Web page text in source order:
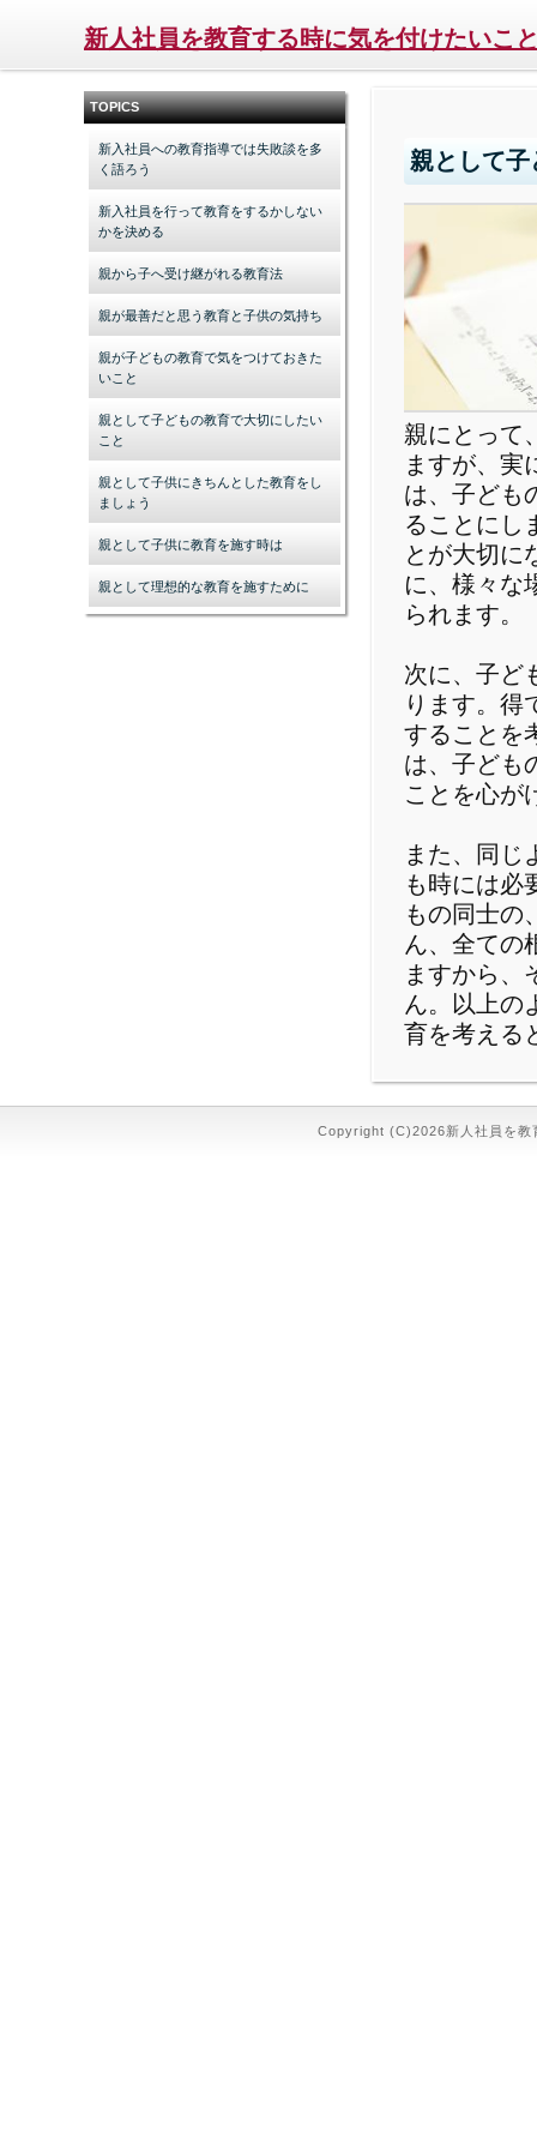
新人社員を教育する時に気を付けたいこ
TOPICS
新入社員への教育指導では失敗談を多
く語ろう
新入社員を行って教育をするかしない
かを決める
親から子へ受け継がれる教育法
親が最善だと思う教育と子供の気持ち
親が子どもの教育で気をつけておきた
いこと
親として子どもの教育で大切にしたい
こと
親として子供にきちんとした教育をし
ましょう
親として子供に教育を施す時は
親として理想的な教育を施すために
親として
親にとって
ますが、実
は、子ども
ることにし
とが大切に
に、様々な
られます。
次に、子ど
ります。得
することを
は、子ども
ことを心が
また、同じ
も時には必
もの同士の
ん、全ての
ますから、
ん。以上の
育を考える
Copyright (C)2026新人社員を